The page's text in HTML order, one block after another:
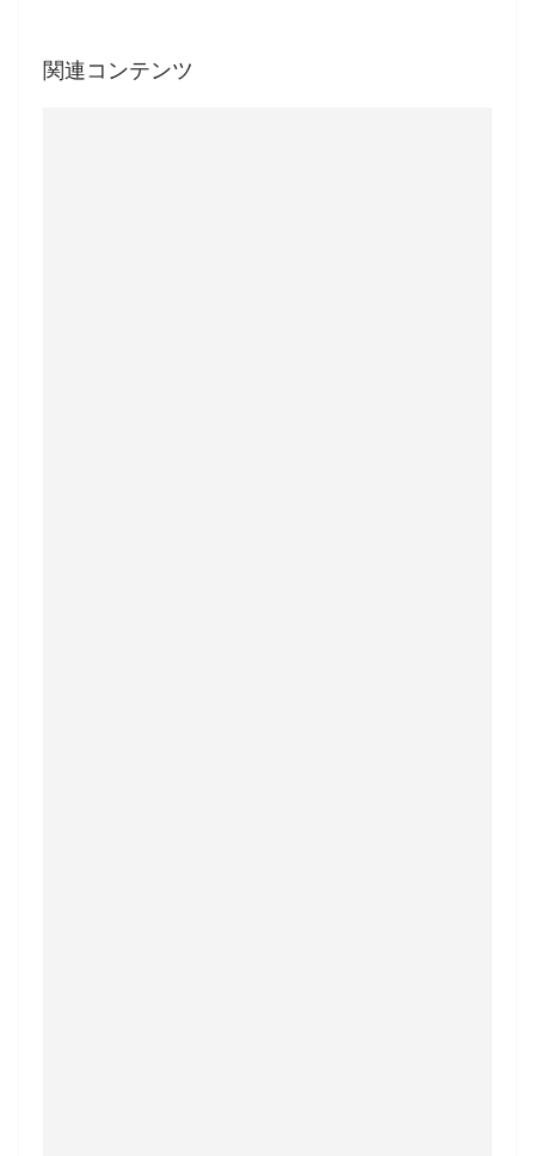
関連コンテンツ